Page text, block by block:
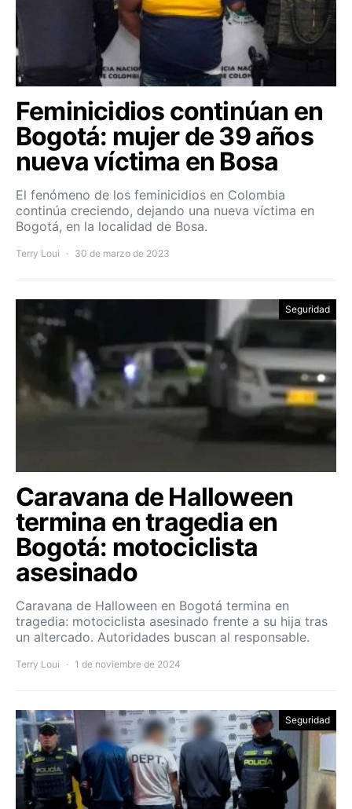
Feminicidios continúan en
Bogotá: mujer de 39 años
nueva víctima en Bosa
El fenómeno de los feminicidios en Colombia
continúa creciendo, dejando una nueva víctima en
Bogotá, en la localidad de Bosa.
Terry Loui 30 de marzo de 2023
Seguridad
Caravana de Halloween
termina en tragedia en
Bogotá: motociclista
asesinado
Caravana de Halloween en Bogotá termina en
tragedia: motociclista asesinado frente a su hija tras
un altercado. Autoridades buscan al responsable.
Terry Loui 1 de noviembre de 2024
Seguridad